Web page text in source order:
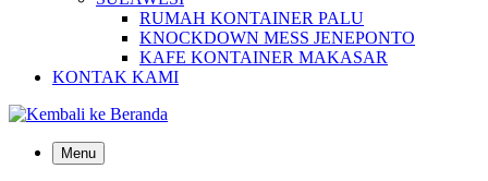
RUMAH KONTAINER PALU
KNOCKDOWN MESS JENEPONTO
KAFE KONTAINER MAKASAR
KONTAK KAMI
Menu